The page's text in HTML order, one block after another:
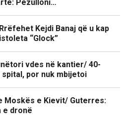
Pezulloni…
Kejdi Banaj që u kap
“Glock”
vdes në kantier/ 40-
por nuk mbijetoi
Moskës e Kievit/ Guterres:
e dronë